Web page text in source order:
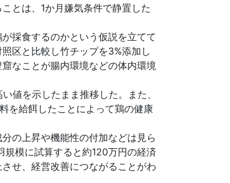
とは、1か月嫌気条件で静置した
採食するのかという仮説を立てて
区と比較し竹チップを3%添加し
なことが腸内環境などの体内環境
値を示したまま推移した。また、
を給餌したことによって鶏の健康
の上昇や機能性の付加などは見ら
模に試算すると約120万円の経済
せ、経営改善につながることがわ